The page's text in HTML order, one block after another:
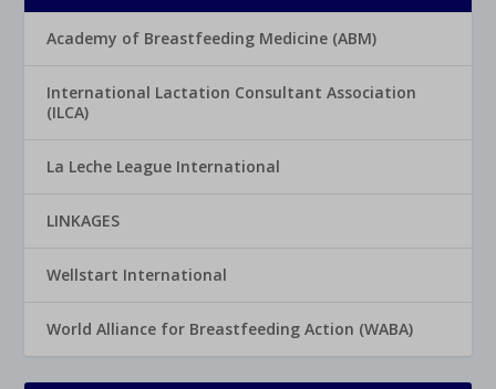
Academy of Breastfeeding Medicine (ABM)
International Lactation Consultant Association
(ILCA)
La Leche League International
LINKAGES
Wellstart International
World Alliance for Breastfeeding Action (WABA)